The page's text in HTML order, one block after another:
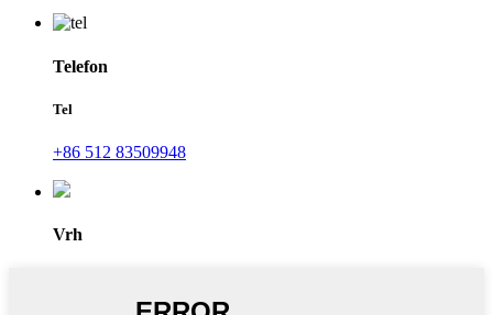
Telefon
Tel
+86 512 83509948
Vrh